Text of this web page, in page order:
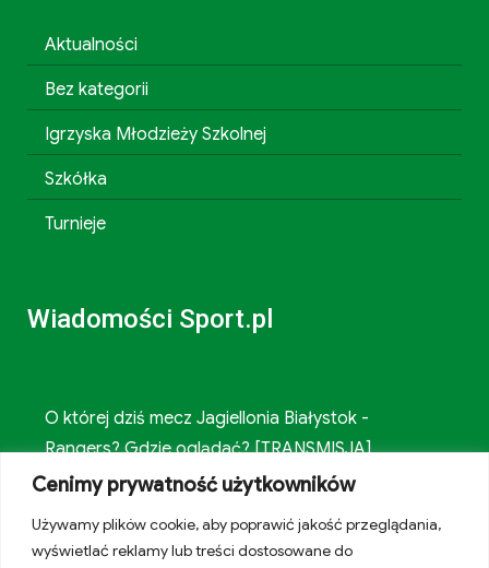
Cenimy prywatność użytkowników
Używamy plików cookie, aby poprawić jakość przeglądania,
wyświetlać reklamy lub treści dostosowane do
Aktualności
Bez kategorii
Igrzyska Młodzieży Szkolnej
Szkółka
Turnieje
Wiadomości Sport.pl
O której dziś mecz Jagiellonia Białystok -
Rangers? Gdzie oglądać? [TRANSMISJA]
Pogacar łamie prawa biologii?